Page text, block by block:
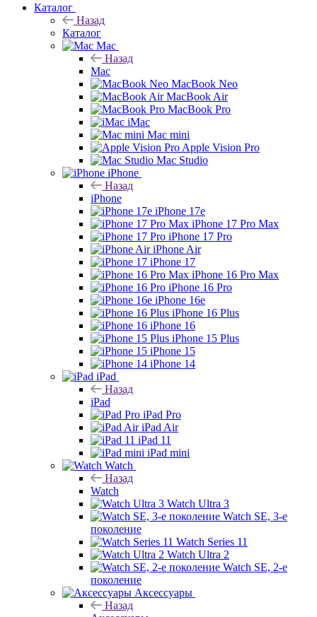
Каталог
Назад
Каталог
Mac
Назад
Mac
MacBook Neo
MacBook Air
MacBook Pro
iMac
Mac mini
Apple Vision Pro
Mac Studio
iPhone
Назад
iPhone
iPhone 17e
iPhone 17 Pro Max
iPhone 17 Pro
iPhone Air
iPhone 17
iPhone 16 Pro Max
iPhone 16 Pro
iPhone 16e
iPhone 16 Plus
iPhone 16
iPhone 15 Plus
iPhone 15
iPhone 14
iPad
Назад
iPad
iPad Pro
iPad Air
iPad 11
iPad mini
Watch
Назад
Watch
Watch Ultra 3
Watch SE, 3-е
поколение
Watch Series 11
Watch Ultra 2
Watch SE, 2-е
поколение
Аксессуары
Назад